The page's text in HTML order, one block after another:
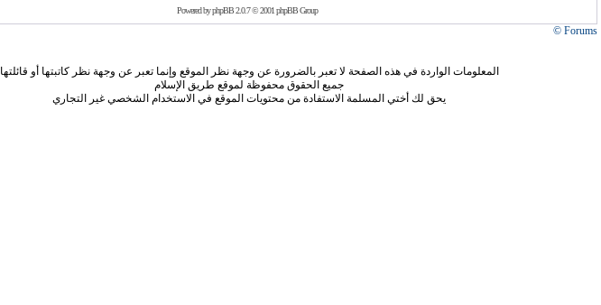
Powered byphpBB2.0.7 © 2001 phpBB Group
Forums ©
المعلومات الواردة في هذه الصفحة لا تعبر بالضرورة عن وجهة نظر الموقع وإنما تعبر عن وجهة نظر كاتبتها أو قائلتها
جميع الحقوق محفوظة لموقع طريق الإسلام
يحق لك أختي المسلمة الاستفادة من محتويات الموقع في الاستخدام الشخصي غير التجاري